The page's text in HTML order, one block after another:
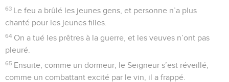
63 Le feu a brûlé les jeunes gens, et personne n’a plus
chanté pour les jeunes filles.
64 On a tué les prêtres à la guerre, et les veuves n’ont pas
pleuré.
65 Ensuite, comme un dormeur, le Seigneur s’est réveillé,
comme un combattant excité par le vin, il a frappé.